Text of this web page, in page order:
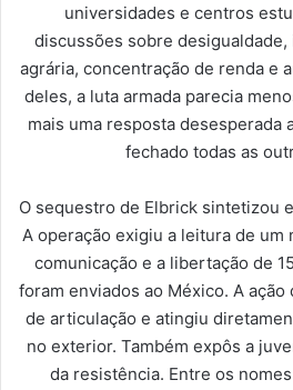
universidades e centros
discussões sobre
agrária, concentração de renda e
deles, a luta armada parecia
mais uma resposta desesperada
fechado todas as
O sequestro de Elbrick sintetizou
A operação exigiu a leitura de um
comunicação e a libertação de
foram enviados ao México. A
de articulação e atingiu
no exterior. Também expôs a
da resistência. Entre os